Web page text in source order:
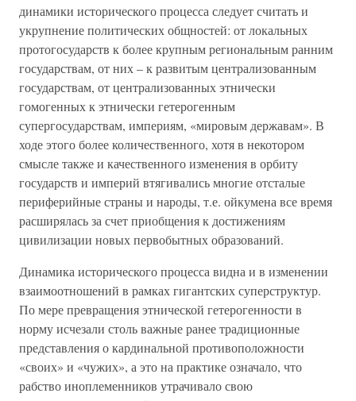
динамики исторического процесса следует считать и
укрупнение политических общностей: от локальных
протогосударств к более крупным региональным ранним
государствам, от них – к развитым централизованным
государствам, от централизованных этнически
гомогенных к этнически гетерогенным
супергосударствам, империям, «мировым державам». В
ходе этого более количественного, хотя в некотором
смысле также и качественного изменения в орбиту
государств и империй втягивались многие отсталые
периферийные страны и народы, т.е. ойкумена все время
расширялась за счет приобщения к достижениям
цивилизации новых первобытных образований.
Динамика исторического процесса видна и в изменении
взаимоотношений в рамках гигантских суперструктур.
По мере превращения этнической гетерогенности в
норму исчезали столь важные ранее традиционные
представления о кардинальной противоположности
«своих» и «чужих», а это на практике означало, что
рабство иноплеменников утрачивало свою